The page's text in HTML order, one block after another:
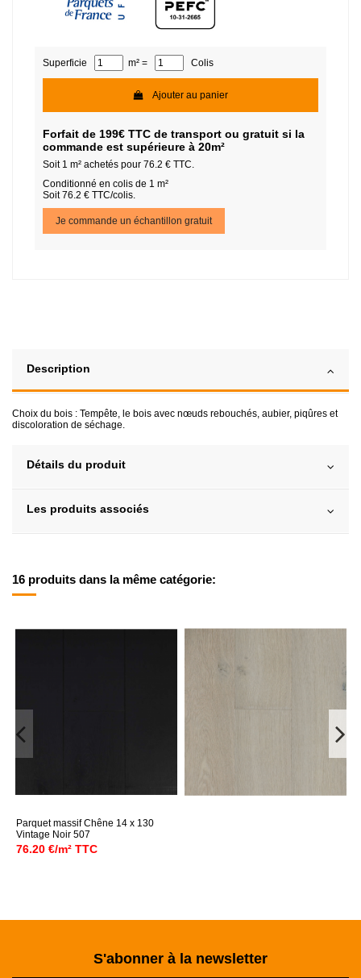
Superficie m² = Colis
Ajouter au panier
Forfait de 199€ TTC de transport ou gratuit si la
commande est supérieure à 20m²
Soit 1 m² achetés pour 76.2 € TTC.
Conditionné en colis de 1 m²
Soit 76.2 € TTC/colis.
Je commande un échantillon gratuit
Description
Choix du bois : Tempête, le bois avec nœuds rebouchés, aubier, piqûres et
discoloration de séchage.
Détails du produit
Les produits associés
16 produits dans la même catégorie:
Parquet massif Chêne 14 x 130
Vintage Noir 507
76.20 €/m² TTC
S'abonner à la newsletter